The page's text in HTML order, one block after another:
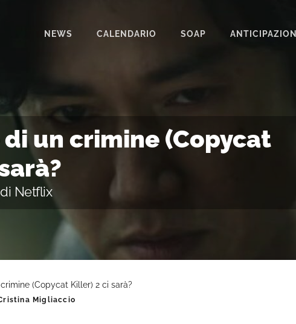
NEWS CALENDARIO SOAP
SEGRETI DI FAMIGLIA
ANTICIPAZIONI
un crimine (Copycat
Netflix
(Copycat Killer) 2 ci sarà?
Migliaccio